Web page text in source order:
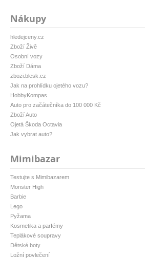
Nákupy
hledejceny.cz
Zboží Živě
Osobní vozy
Zboží Dáma
zbozi.blesk.cz
Jak na prohlídku ojetého vozu?
HobbyKompas
Auto pro začátečníka do 100 000 Kč
Zboží Auto
Ojetá Škoda Octavia
Jak vybrat auto?
Mimibazar
Testujte s Mimibazarem
Monster High
Barbie
Lego
Pyžama
Kosmetika a parfémy
Teplákové soupravy
Dětské boty
Ložní povlečení